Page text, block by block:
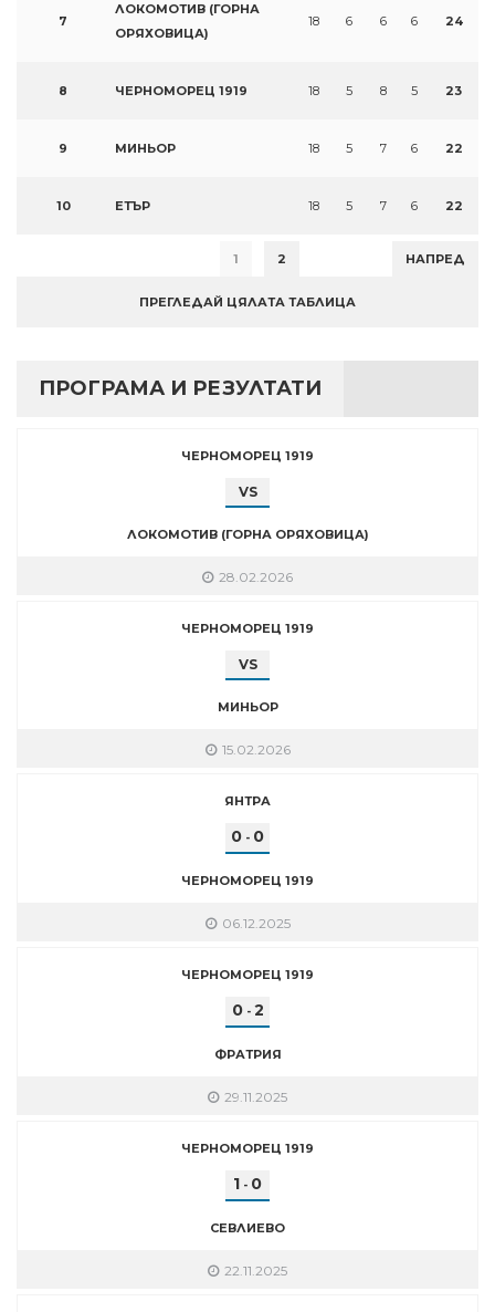
7
ЛОКОМОТИВ (ГОРНА
ОРЯХОВИЦА)
18 6 6 6 24
8 ЧЕРНОМОРЕЦ 1919 18 5 8 5 23
9 МИНЬОР 18 5 7 6 22
10 ЕТЪР 18 5 7 6 22
1 2 НАПРЕД
ПРЕГЛЕДАЙ ЦЯЛАТА ТАБЛИЦА
ПРОГРАМА И РЕЗУЛТАТИ
ЧЕРНОМОРЕЦ 1919
VS
ЛОКОМОТИВ (ГОРНА ОРЯХОВИЦА)
28.02.2026
ЧЕРНОМОРЕЦ 1919
VS
МИНЬОР
15.02.2026
ЯНТРА
0 - 0
ЧЕРНОМОРЕЦ 1919
06.12.2025
ЧЕРНОМОРЕЦ 1919
0- 2
ФРАТРИЯ
29.11.2025
ЧЕРНОМОРЕЦ 1919
1 - 0
СЕВЛИЕВО
22.11.2025